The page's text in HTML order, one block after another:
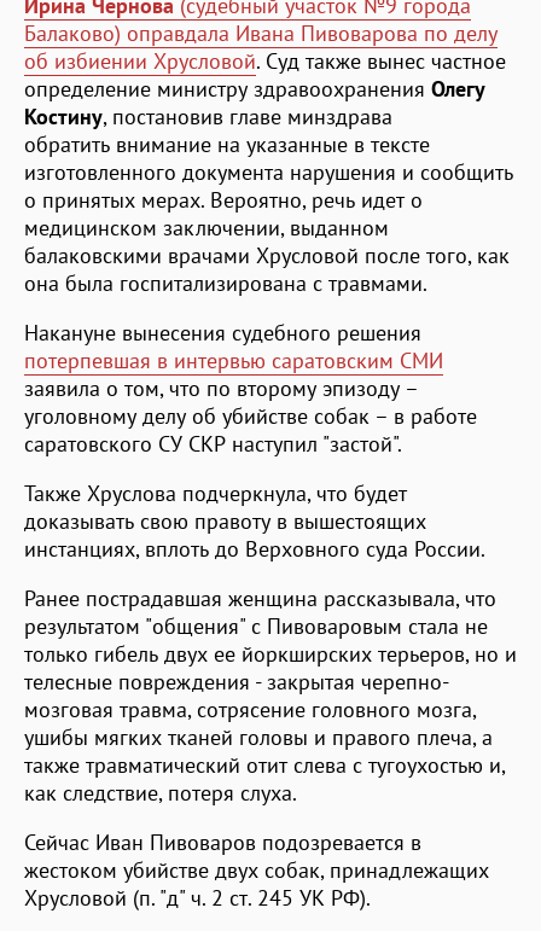
Балаково) оправдала Ивана Пивоварова по делу
об избиении Хрусловой. Суд также вынес частное
определение министру здравоохранения Олегу
Костину, постановив главе минздрава
обратить внимание на указанные в тексте
изготовленного документа нарушения и сообщить
о принятых мерах. Вероятно, речь идет о
медицинском заключении, выданном
балаковскими врачами Хрусловой после того, как
она была госпитализирована с травмами.
Накануне вынесения судебного решения
потерпевшая в интервью саратовским СМИ
заявила о том, что по второму эпизоду –
уголовному делу об убийстве собак – в работе
саратовского СУ СКР наступил "застой".
Также Хруслова подчеркнула, что будет
доказывать свою правоту в вышестоящих
инстанциях, вплоть до Верховного суда России.
Ранее пострадавшая женщина рассказывала, что
результатом "общения" с Пивоваровым стала не
только гибель двух ее йоркширских терьеров, но и
телесные повреждения - закрытая черепно-
мозговая травма, сотрясение головного мозга,
ушибы мягких тканей головы и правого плеча, а
также травматический отит слева с тугоухостью и,
как следствие, потеря слуха.
Сейчас Иван Пивоваров подозревается в
жестоком убийстве двух собак, принадлежащих
Хрусловой (п. "д" ч. 2 ст. 245 УК РФ).